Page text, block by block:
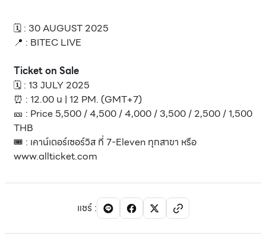
🗓️ : 30 AUGUST 2025
📍 : BITEC LIVE
Ticket on Sale
🗓️ : 13 JULY 2025
⏰ : 12.00 น | 12 PM. (GMT+7)
🎫 : Price 5,500 / 4,500 / 4,000 / 3,500 / 2,500 / 1,500
THB
🎟️ : เคาน์เตอร์เซอร์วิส ที่ 7-Eleven ทุกสาขา หรือ
www.allticket.com
แชร์: